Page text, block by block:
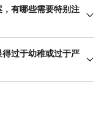
能喜欢某个模板的排
应用这个模板，然后
板是起点，通过更换
可以被改造成你专属
有哪些需要特别注
时间内吸引注意力并
核心信息的极度精
板。标题一定要足够
过于幼稚或过于严
合。面向学生群体的